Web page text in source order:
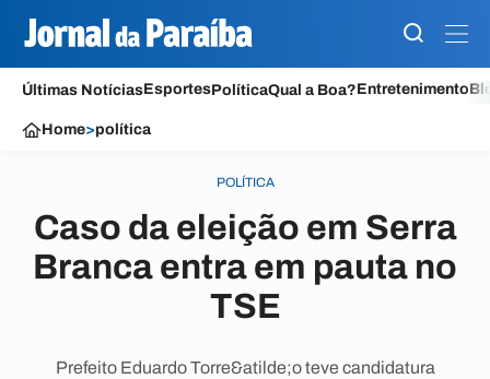
Últimas NotíciasEsportesPolíticaQual a Boa?Entretenimento
Home>política
POLÍTICA
Caso da eleição em Serra
Branca entra em pauta no
TSE
Prefeito Eduardo Torre&atilde;o teve candidatura